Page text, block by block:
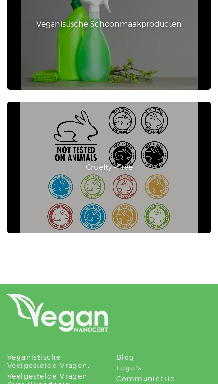
Veganistische Schoonmaakproducten
Cruelty -Free
Veganistische
Veelgestelde Vragen.
Veelgestelde Vragen
Blog
Logo's
Communicatie